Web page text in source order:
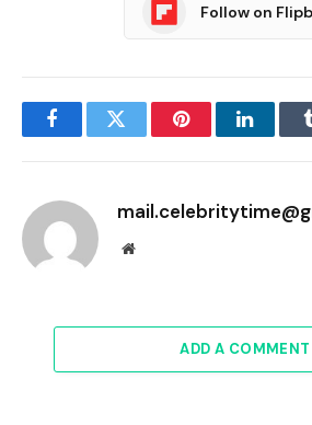
Follow on
FacebookTwitter Pinterest
Website
ADD A COMMENT